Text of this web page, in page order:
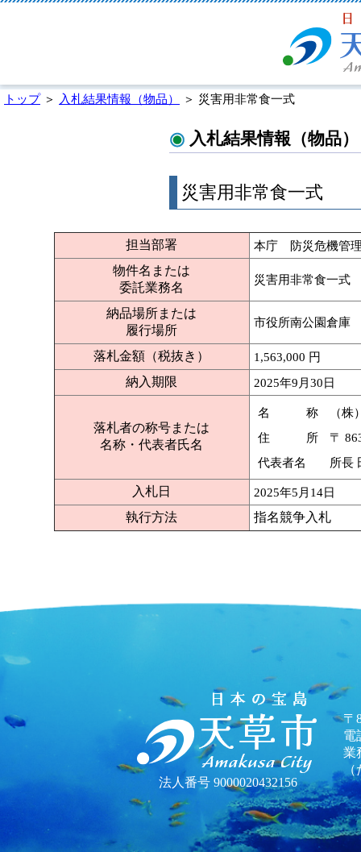
トップ＞ 入札結果情報（物品） ＞ 災害用非常食一式
入札結果情報（物品）
災害用非常食一式
担当部署
本庁 防災危機管
物件名または
委託業務名
災害用非常食一式
納品場所または
履行場所
市役所南公園倉庫
落札金額（税抜き）
1,563,000 円
納入期限
2025年9月30日
落札者の称号または
名称・代表者氏名
名 称
（
住 所
〒
代表者名
所長
入札日
2025年5月14日
執行方法
指名競争入札
法人番号 9000020432156
〒
電
業